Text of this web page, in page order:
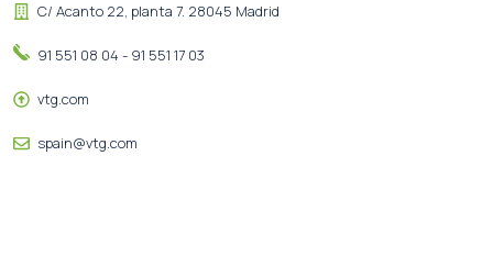
C/ Acanto 22, planta 7. 28045 Madrid
91 551 08 04 - 91 551 17 03
vtg.com
spain@vtg.com